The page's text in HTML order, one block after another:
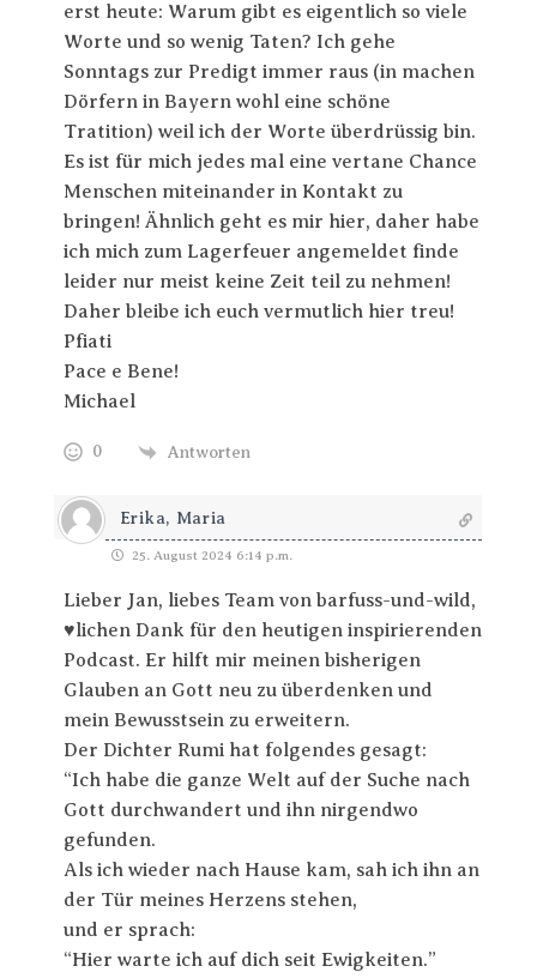
erst heute: Warum gibt es eigentlich so viele
Worte und so wenig Taten? Ich gehe
Sonntags zur Predigt immer raus (in machen
Dörfern in Bayern wohl eine schöne
Tratition) weil ich der Worte überdrüssig bin.
Es ist für mich jedes mal eine vertane Chance
Menschen miteinander in Kontakt zu
bringen! Ähnlich geht es mir hier, daher habe
ich mich zum Lagerfeuer angemeldet finde
leider nur meist keine Zeit teil zu nehmen!
Daher bleibe ich euch vermutlich hier treu!
Pfiati
Pace e Bene!
Michael
0 Antworten
Erika, Maria
25. August 2024 6:14 p.m.
Lieber Jan, liebes Team von barfuss-und-wild,
♥️lichen Dank für den heutigen inspirierenden
Podcast. Er hilft mir meinen bisherigen
Glauben an Gott neu zu überdenken und
mein Bewusstsein zu erweitern.
Der Dichter Rumi hat folgendes gesagt:
“Ich habe die ganze Welt auf der Suche nach
Gott durchwandert und ihn nirgendwo
gefunden.
Als ich wieder nach Hause kam, sah ich ihn an
der Tür meines Herzens stehen,
und er sprach:
“Hier warte ich auf dich seit Ewigkeiten.”